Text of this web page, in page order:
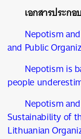
เอกสารประก
Nepotism
and Public
Nepotism is
people
Nepotism
Sustainability of
Lithuanian